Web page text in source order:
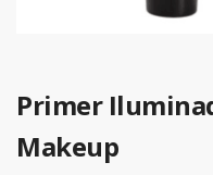
Primer
Makeup